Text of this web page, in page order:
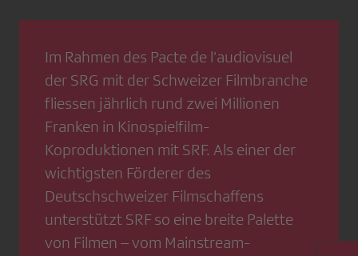
Im Rahmen des Pacte de l’audiovisuel
der SRG mit der Schweizer Filmbranche
fliessen jährlich rund zwei Millionen
Franken in Kinospielfilm-
Koproduktionen mit SRF. Als einer der
wichtigsten Förderer des
Deutschschweizer Filmschaffens
unterstützt SRF so eine breite Palette
von Filmen – vom Mainstream-